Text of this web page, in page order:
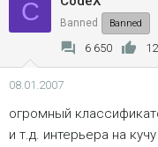
C Banned Banned
6 650 12
08.01.2007
огромный
и т.д. интерьера на